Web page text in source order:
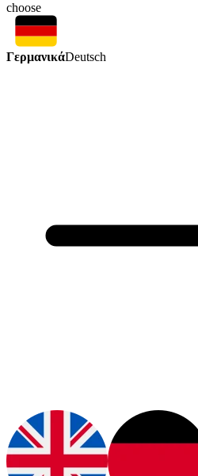
choose
ΓερμανικάDeutsch